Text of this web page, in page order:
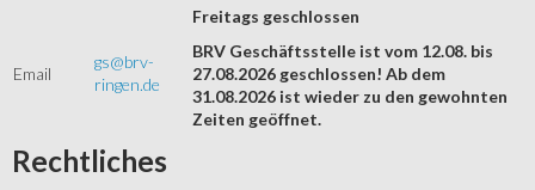
Email
gs@brv-
ringen.de
Freitags geschlossen
BRV Geschäftsstelle ist vom 12.08. bis
27.08.2026 geschlossen! Ab dem
31.08.2026 ist wieder zu den gewohnten
Zeiten geöffnet.
Rechtliches